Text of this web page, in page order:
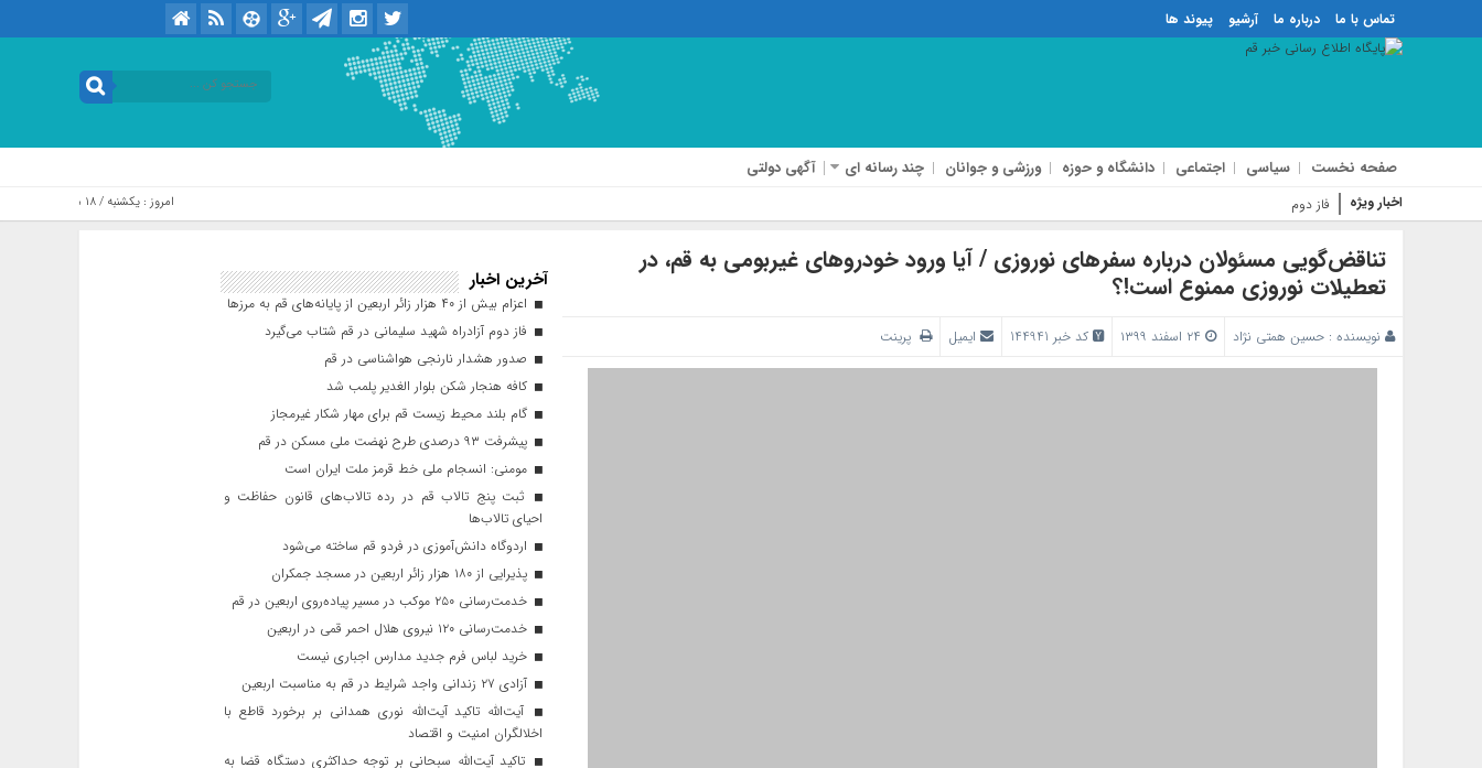
تماس با ما درباره ما آرشیو پیوند ها
صفحه نخست سیاسی اجتماعی دانشگاه و حوزه ورزشی و جوانان چند رسانه ای آگهی دولتی
اخبار ویژه فاز دوم آزادراه شهید سلیم امروز : یکشنبه / ۱۸ مرداد / ۱۴۰۵ .::. برابر با : Sunday, 9 August , 2026
تناقض‌گویی مسئولان درباره سفرهای نوروزی / آیا ورود خودروهای غیربومی به قم، در
تعطیلات نوروزی ممنوع است!؟
نویسنده : حسین همتی نژاد کد خبر 144941 ایمیل پرینت
آخرین اخبار
اعزام بیش از ۴۰ هزار زائر اربعین از پایانه‌های قم به مرزها
فاز دوم آزادراه شهید سلیمانی در قم شتاب می‌گیرد
صدور هشدار نارنجی هواشناسی در قم
کافه هنجار شکن بلوار الغدیر پلمب شد
گام بلند محیط زیست قم برای مهار شکار غیرمجاز
پیشرفت ۹۳ درصدی طرح نهضت ملی مسکن در قم
مومنی: انسجام ملی خط قرمز ملت ایران است
ثبت پنج تالاب قم در رده تالاب‌های قانون حفاظت و
احیای تالاب‌ها
اردوگاه دانش‌آموزی در فردو قم ساخته می‌شود
پذیرایی از ۱۸۰ هزار زائر اربعین در مسجد جمکران
خدمت‌رسانی ۲۵۰ موکب در مسیر پیاده‌روی اربعین در قم
خدمت‌رسانی ۱۲۰ نیروی هلال احمر قمی در اربعین
خرید لباس فرم جدید مدارس اجباری نیست
آزادی ۲۷ زندانی واجد شرایط در قم به مناسبت اربعین
آیت‌الله تاکید آیت‌الله نوری همدانی بر برخورد قاطع با
اخلالگران امنیت و اقتصاد
تاکید آیت‌الله‌ سبحانی بر توجه حداکثری دستگاه قضا به